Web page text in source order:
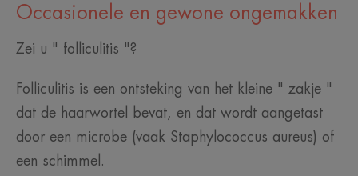
Occasionele en gewone ongemakken
Zei u " folliculitis "?
Folliculitis is een ontsteking van het kleine " zakje "
dat de haarwortel bevat, en dat wordt aangetast
door een microbe (vaak Staphylococcus aureus) of
een schimmel.